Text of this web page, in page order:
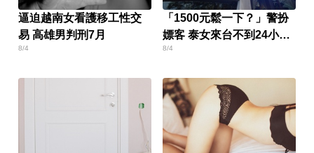
逼迫越南女看護移工性交
易 高雄男判刑7月
8/4
「1500元鬆一下？」警扮
嫖客 泰女來台不到24小時
就被逮
8/4